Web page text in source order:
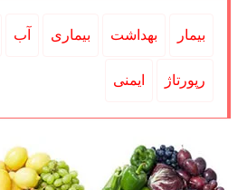
بیمار بهداشت بیماری آب
رپورتاژ ایمنی